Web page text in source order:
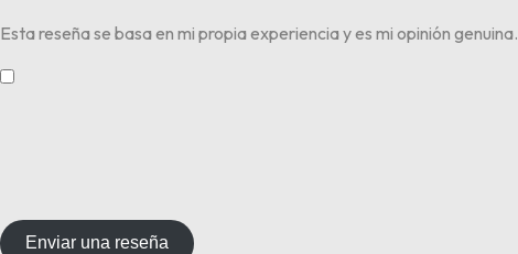
Esta reseña se basa en mi propia experiencia y es mi opinión genuina.
Enviar una reseña